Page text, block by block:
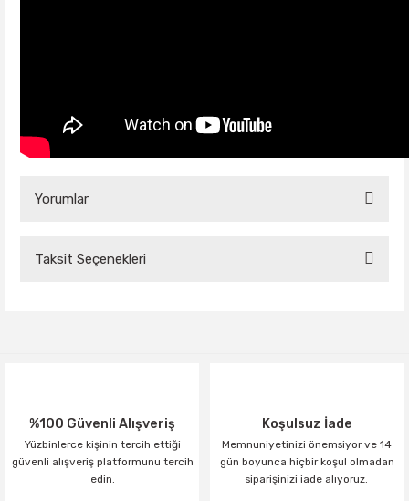
Yorumlar
Taksit Seçenekleri
%100 Güvenli Alışveriş
Yüzbinlerce kişinin tercih ettiği
güvenli alışveriş platformunu tercih
edin.
Koşulsuz İade
Memnuniyetinizi önemsiyor ve 14
gün boyunca hiçbir koşul olmadan
siparişinizi iade alıyoruz.